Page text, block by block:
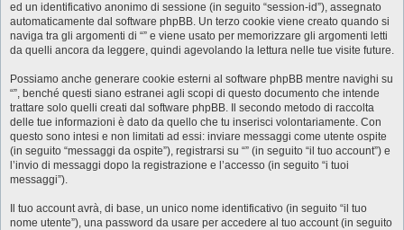
ed un identificativo anonimo di sessione (in seguito “session-id”), assegnato
automaticamente dal software phpBB. Un terzo cookie viene creato quando si
naviga tra gli argomenti di “” e viene usato per memorizzare gli argomenti letti
da quelli ancora da leggere, quindi agevolando la lettura nelle tue visite future.
Possiamo anche generare cookie esterni al software phpBB mentre navighi su
“”, benché questi siano estranei agli scopi di questo documento che intende
trattare solo quelli creati dal software phpBB. Il secondo metodo di raccolta
delle tue informazioni è dato da quello che tu inserisci volontariamente. Con
questo sono intesi e non limitati ad essi: inviare messaggi come utente ospite
(in seguito “messaggi da ospite”), registrarsi su “” (in seguito “il tuo account”) e
l’invio di messaggi dopo la registrazione e l’accesso (in seguito “i tuoi
messaggi”).
Il tuo account avrà, di base, un unico nome identificativo (in seguito “il tuo
nome utente”), una password da usare per accedere al tuo account (in seguito